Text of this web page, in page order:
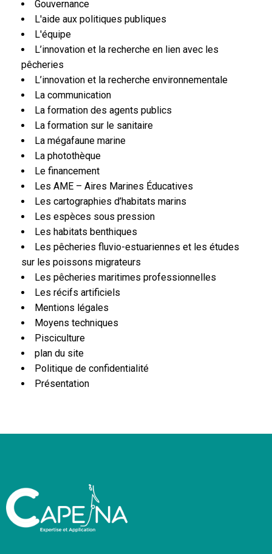
Gouvernance
L'aide aux politiques publiques
L'équipe
L’innovation et la recherche en lien avec les
pêcheries
L’innovation et la recherche environnementale
La communication
La formation des agents publics
La formation sur le sanitaire
La mégafaune marine
La photothèque
Le financement
Les AME – Aires Marines Éducatives
Les cartographies d’habitats marins
Les espèces sous pression
Les habitats benthiques
Les pêcheries fluvio-estuariennes et les études
sur les poissons migrateurs
Les pêcheries maritimes professionnelles
Les récifs artificiels
Mentions légales
Moyens techniques
Pisciculture
plan du site
Politique de confidentialité
Présentation